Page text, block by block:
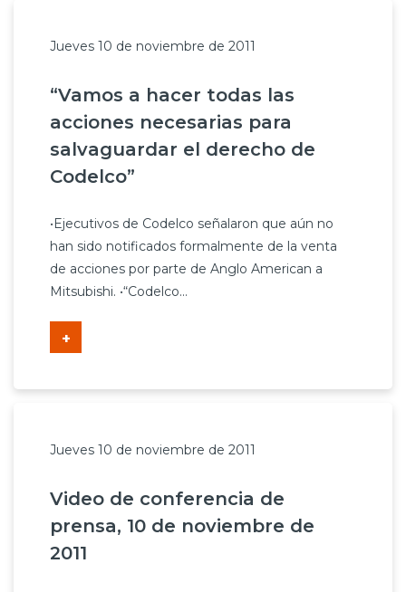
Jueves 10 de noviembre de 2011
“Vamos a hacer todas las
acciones necesarias para
salvaguardar el derecho de
Codelco”
•Ejecutivos de Codelco señalaron que aún no
han sido notificados formalmente de la venta
de acciones por parte de Anglo American a
Mitsubishi. •“Codelco...
+
Jueves 10 de noviembre de 2011
Video de conferencia de
prensa, 10 de noviembre de
2011